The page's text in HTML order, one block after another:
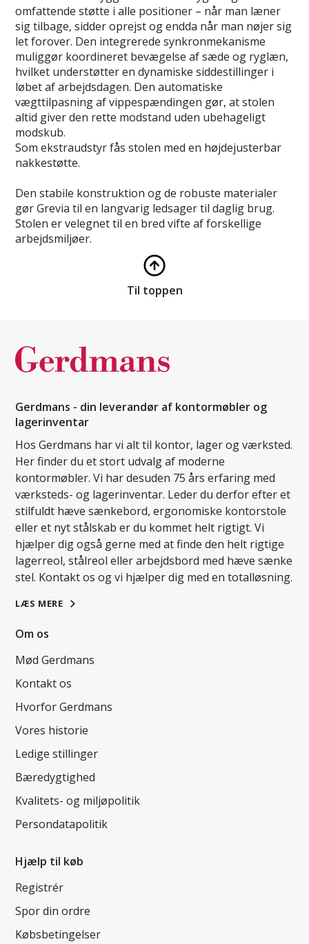
omfattende støtte i alle positioner – når man læner
sig tilbage, sidder oprejst og endda når man nøjer sig
let forover. Den integrerede synkronmekanisme
muliggør koordineret bevægelse af sæde og ryglæn,
hvilket understøtter en dynamiske siddestillinger i
løbet af arbejdsdagen. Den automatiske
vægttilpasning af vippespændingen gør, at stolen
altid giver den rette modstand uden ubehageligt
modskub.
Som ekstraudstyr fås stolen med en højdejusterbar
nakkestøtte.
Den stabile konstruktion og de robuste materialer
gør Grevia til en langvarig ledsager til daglig brug.
Stolen er velegnet til en bred vifte af forskellige
arbejdsmiljøer.
Til toppen
Gerdmans - din leverandør af kontormøbler og
lagerinventar
Hos Gerdmans har vi alt til kontor, lager og værksted.
Her finder du et stort udvalg af moderne
kontormøbler. Vi har desuden 75 års erfaring med
værksteds- og lagerinventar. Leder du derfor efter et
stilfuldt hæve sænkebord, ergonomiske kontorstole
eller et nyt stålskab er du kommet helt rigtigt. Vi
hjælper dig også gerne med at finde den helt rigtige
lagerreol, stålreol eller arbejdsbord med hæve sænke
stel. Kontakt os og vi hjælper dig med en totalløsning.
LÆS MERE
Om os
Mød Gerdmans
Kontakt os
Hvorfor Gerdmans
Vores historie
Ledige stillinger
Bæredygtighed
Kvalitets- og miljøpolitik
Persondatapolitik
Hjælp til køb
Registrér
Spor din ordre
Købsbetingelser